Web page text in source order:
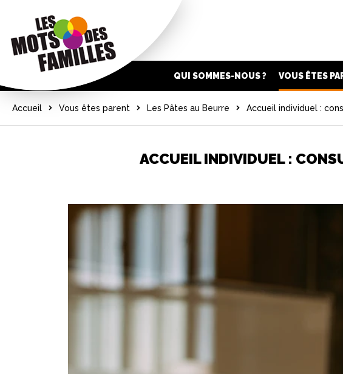
QUI SOMMES-NOUS ? VOUS ÊTES
Accueil Vous êtes parent Les Pâtes au Beurre Accueil individuel :
ACCUEIL INDIVIDUEL :